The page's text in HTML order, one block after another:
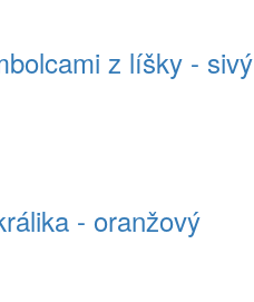
z líšky - sivý
- oranžový